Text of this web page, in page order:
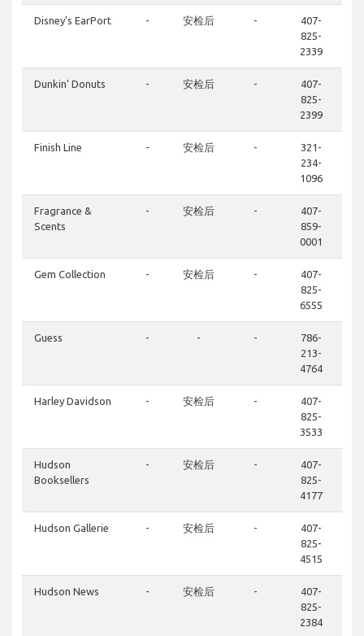
Disney's EarPort - 安检后 -
407-
825-
2339
Dunkin’ Donuts - 安检后 -
407-
825-
2399
Finish Line - 安检后 -
321-
234-
1096
Fragrance &
Scents
- 安检后 -
407-
859-
0001
Gem Collection - 安检后 -
407-
825-
6555
Guess - - -
786-
213-
4764
Harley Davidson - 安检后 -
407-
825-
3533
Hudson
Booksellers
- 安检后 -
407-
825-
4177
Hudson Gallerie - 安检后 -
407-
825-
4515
Hudson News - 安检后 -
407-
825-
2384